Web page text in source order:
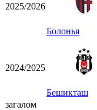
2025/2026
Болонья
2024/2025
Бешикташ
загалом